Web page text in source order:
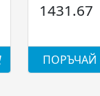
1431.67
ПОРЪЧАЙ